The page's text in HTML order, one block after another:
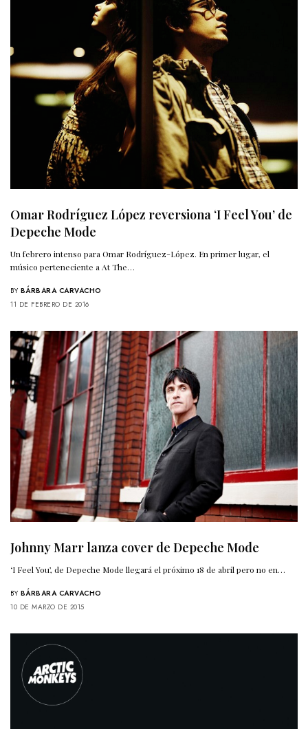
Omar Rodríguez López reversiona ‘I Feel You’ de
Depeche Mode
Un febrero intenso para Omar Rodríguez-López. En primer lugar, el
músico perteneciente a At The…
BY BÁRBARA CARVACHO
11 DE FEBRERO DE 2016
Johnny Marr lanza cover de Depeche Mode
‘I Feel You’, de Depeche Mode llegará el próximo 18 de abril pero no en…
BY BÁRBARA CARVACHO
10 DE MARZO DE 2015